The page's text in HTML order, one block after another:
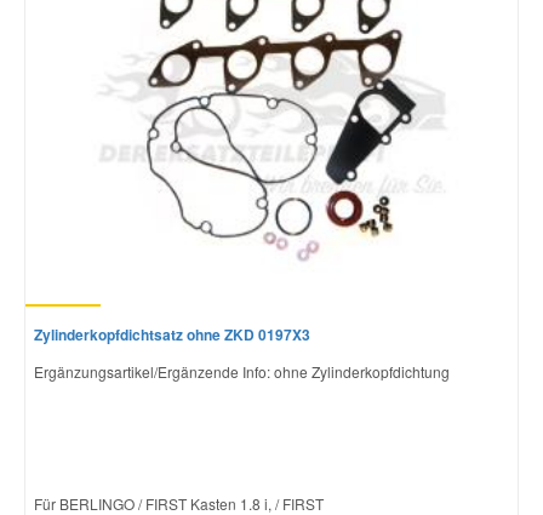
Zylinderkopfdichtsatz ohne ZKD 0197X3
Ergänzungsartikel/Ergänzende Info: ohne Zylinderkopfdichtung
Für BERLINGO / FIRST Kasten 1.8 i, / FIRST
Toyota Ersatzteile
Vauxhall Ersatzteile
Volvo Ersatzteile